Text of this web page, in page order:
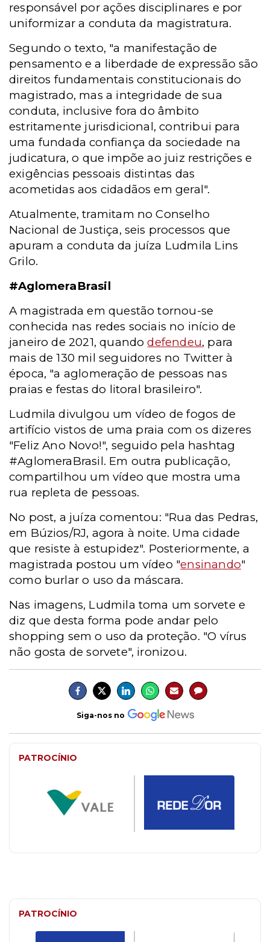
responsável por ações disciplinares e por
uniformizar a conduta da magistratura.
Segundo o texto, "a manifestação de
pensamento e a liberdade de expressão são
direitos fundamentais constitucionais do
magistrado, mas a integridade de sua
conduta, inclusive fora do âmbito
estritamente jurisdicional, contribui para
uma fundada confiança da sociedade na
judicatura, o que impõe ao juiz restrições e
exigências pessoais distintas das
acometidas aos cidadãos em geral".
Atualmente, tramitam no Conselho
Nacional de Justiça, seis processos que
apuram a conduta da juíza Ludmila Lins
Grilo.
#AglomeraBrasil
A magistrada em questão tornou-se
conhecida nas redes sociais no início de
janeiro de 2021, quandodefendeu, para
mais de 130 mil seguidores no Twitter à
época, "a aglomeração de pessoas nas
praias e festas do litoral brasileiro".
Ludmila divulgou um vídeo de fogos de
artifício vistos de uma praia com os dizeres
"Feliz Ano Novo!", seguido pela hashtag
#AglomeraBrasil. Em outra publicação,
compartilhou um vídeo que mostra uma
rua repleta de pessoas.
No post, a juíza comentou: "Rua das Pedras,
em Búzios/RJ, agora à noite. Uma cidade
que resiste à estupidez". Posteriormente, a
magistrada postou um vídeo "ensinando"
como burlar o uso da máscara.
Nas imagens, Ludmila toma um sorvete e
diz que desta forma pode andar pelo
shopping sem o uso da proteção. "O vírus
não gosta de sorvete", ironizou.
Siga-nos no
PATROCÍNIO
PATROCÍNIO